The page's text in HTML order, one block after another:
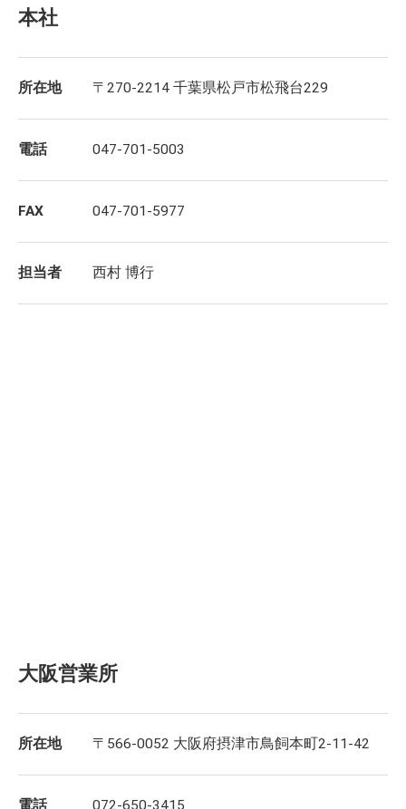
本社
所在地 〒270-2214 千葉県松戸市松飛台229
電話 047-701-5003
FAX 047-701-5977
担当者 西村 博行
大阪営業所
所在地 〒566-0052 大阪府摂津市鳥飼本町2-11-42
電話 072-650-3415